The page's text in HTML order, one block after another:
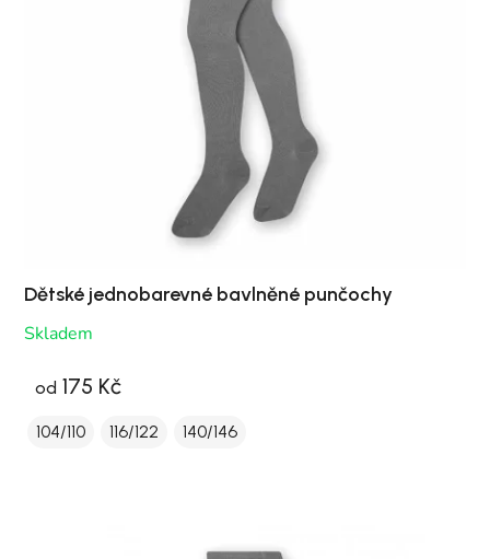
Dětské jednobarevné bavlněné punčochy
Skladem
od 175 Kč
104/110 116/122 140/146